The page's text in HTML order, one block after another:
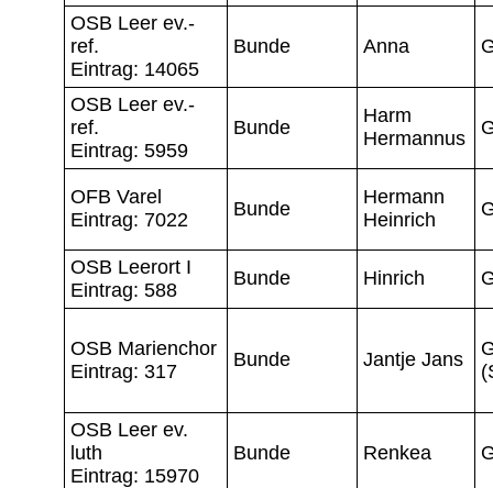
OSB Leer ev.-
ref.
Eintrag: 14065
Bunde Anna
OSB Leer ev.-
ref.
Eintrag: 5959
Bunde
Harm
Hermannus
OFB Varel
Eintrag: 7022
Bunde
Hermann
Heinrich
OSB Leerort I
Eintrag: 588
Bunde Hinrich
OSB Marienchor
Eintrag: 317
Bunde Jantje Jans
OSB Leer ev.
luth
Eintrag: 15970
Bunde Renkea